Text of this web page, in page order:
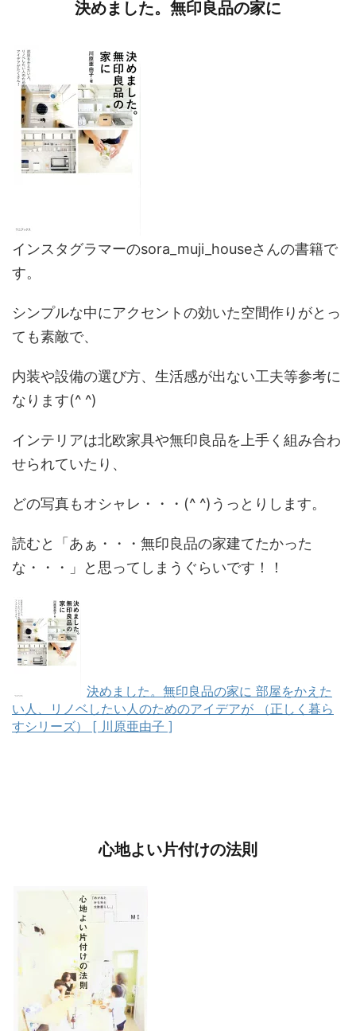
決めました。無印良品の家に
インスタグラマーのsora_muji_houseさんの書籍で
す。
シンプルな中にアクセントの効いた空間作りがとっ
ても素敵で、
内装や設備の選び方、生活感が出ない工夫等参考に
なります(^ ^)
インテリアは北欧家具や無印良品を上手く組み合わ
せられていたり、
どの写真もオシャレ・・・(^ ^)うっとりします。
読むと「あぁ・・・無印良品の家建てたかった
な・・・」と思ってしまうぐらいです！！
決めました。無印良品の家に 部屋をかえた
い人、リノベしたい人のためのアイデアが （正しく暮ら
すシリーズ） [ 川原亜由子 ]
心地よい片付けの法則